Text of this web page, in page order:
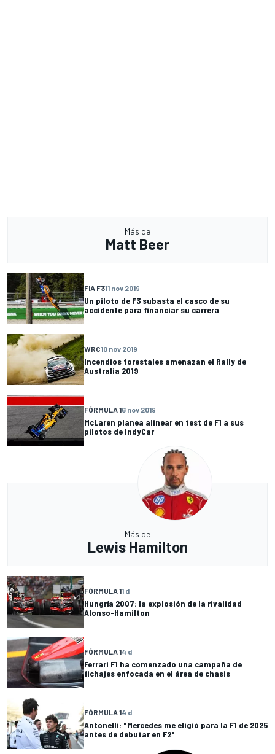
Más de
Matt Beer
FIA F311 nov 2019
Un piloto de F3 subasta el casco de su
accidente para financiar su carrera
WRC10 nov 2019
Incendios forestales amenazan el Rally de
Australia 2019
FÓRMULA 16 nov 2019
McLaren planea alinear en test de F1 a sus
pilotos de IndyCar
Más de
Lewis Hamilton
FÓRMULA 11 d
Hungría 2007: la explosión de la rivalidad
Alonso-Hamilton
FÓRMULA 14 d
Ferrari F1 ha comenzado una campaña de
fichajes enfocada en el área de chasis
FÓRMULA 14 d
Antonelli: "Mercedes me eligió para la F1 de 2025
antes de debutar en F2"